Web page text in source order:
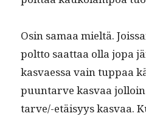
Osin samaa mieltä.
polt­to saat­taa olla jopa
kas­vaes­sa vain tup­paa
puun­tarve kas­vaa
tarve/-etäisyys kas­vaa.